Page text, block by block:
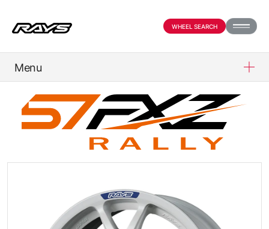
WHEEL SEARCH
Menu
PRODUCTS
ABOUT
PARTNER SHOP